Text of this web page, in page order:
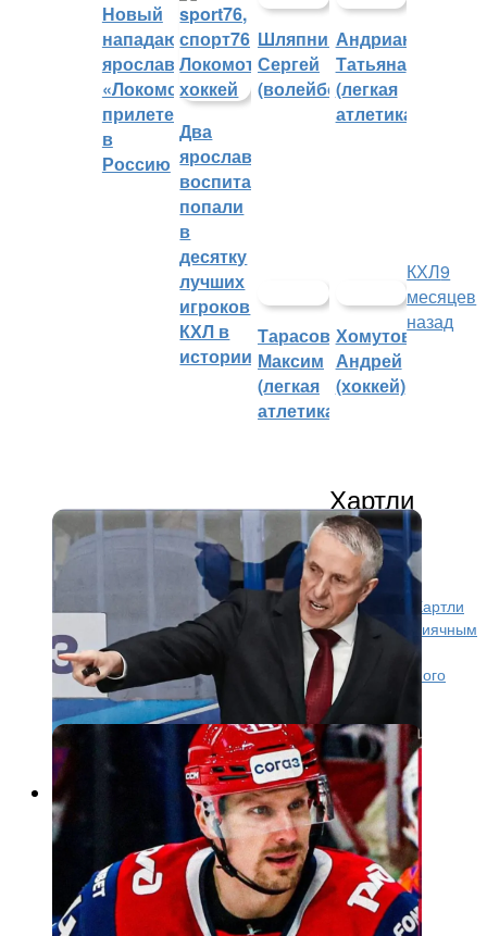
Новый
нападающий
ярославского
«Локомотива»
прилетел
в
Россию
Два
ярославских
воспитанника
попали
в
десятку
лучших
игроков
КХЛ в
истории
Шляпников
Сергей
(волейбол)
Андрианова
Татьяна
(легкая
атлетика)
Тарасов
Максим
(легкая
атлетика)
Хомутов
Андрей
(хоккей)
КХЛ9
месяцев
назад
Хартли
обрадовался дебютному голу
Березкина в сезоне
Главный тренер ярославского «Локомотива» Боб Хартли
прокомментировал победу «Локомотива» над столиячным
«Спартаком». — Первый период был не самым
выразительным в нашем исполнении. Слишком много
играли у...